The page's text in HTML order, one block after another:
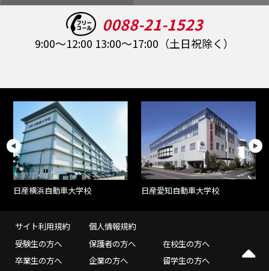
0088-21-1523
9:00～12:00 13:00～17:00（土日祝除く）
日産横浜自動車大学校 日産愛知自動車大学校
サイト利用規約
個人情報規約
受験生の方へ
保護者の方へ
在校生の方へ
卒業生の方へ
企業の方へ 留学生の方へ